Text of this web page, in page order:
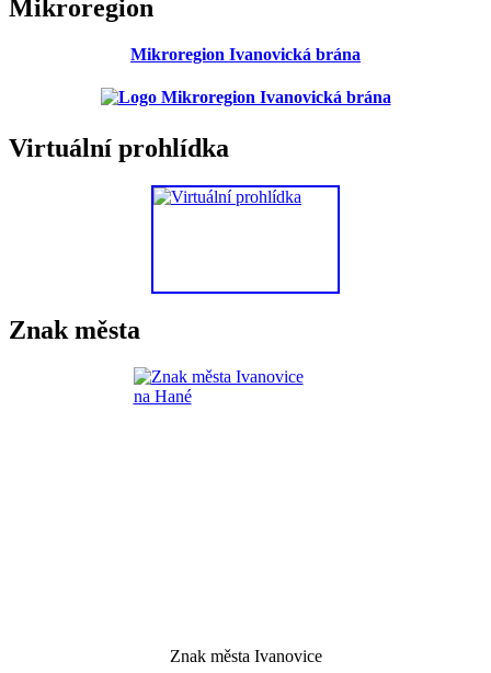
Mikroregion
Mikroregion Ivanovická brána
Virtuální prohlídka
Znak města
Znak města Ivanovice